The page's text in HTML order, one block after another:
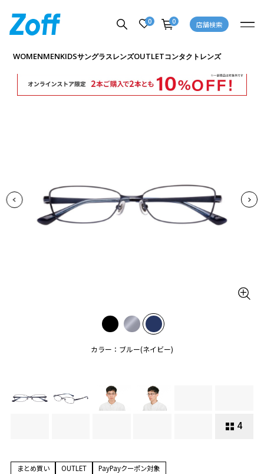
0 0 店舗検索
WOMENMENKIDSサングラスレンズOUTLETコンタクトレンズ
カラー：ブルー(ネイビー)
4
商品詳細ページへ
まとめ買い OUTLET PayPayクーポン対象